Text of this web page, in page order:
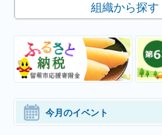
組織から探す
今月のイベント